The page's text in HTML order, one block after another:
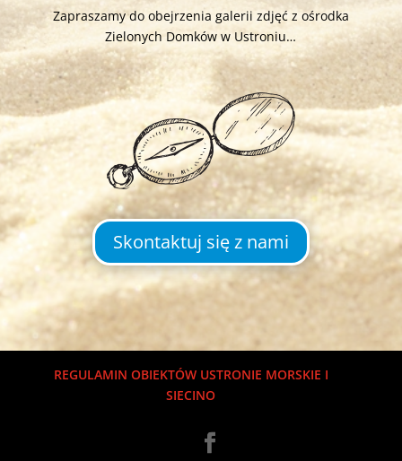
Zapraszamy do obejrzenia galerii zdjęć z ośrodka
Zielonych Domków w Ustroniu…
Skontaktuj się z nami
REGULAMIN OBIEKTÓW USTRONIE MORSKIE I
SIECINO